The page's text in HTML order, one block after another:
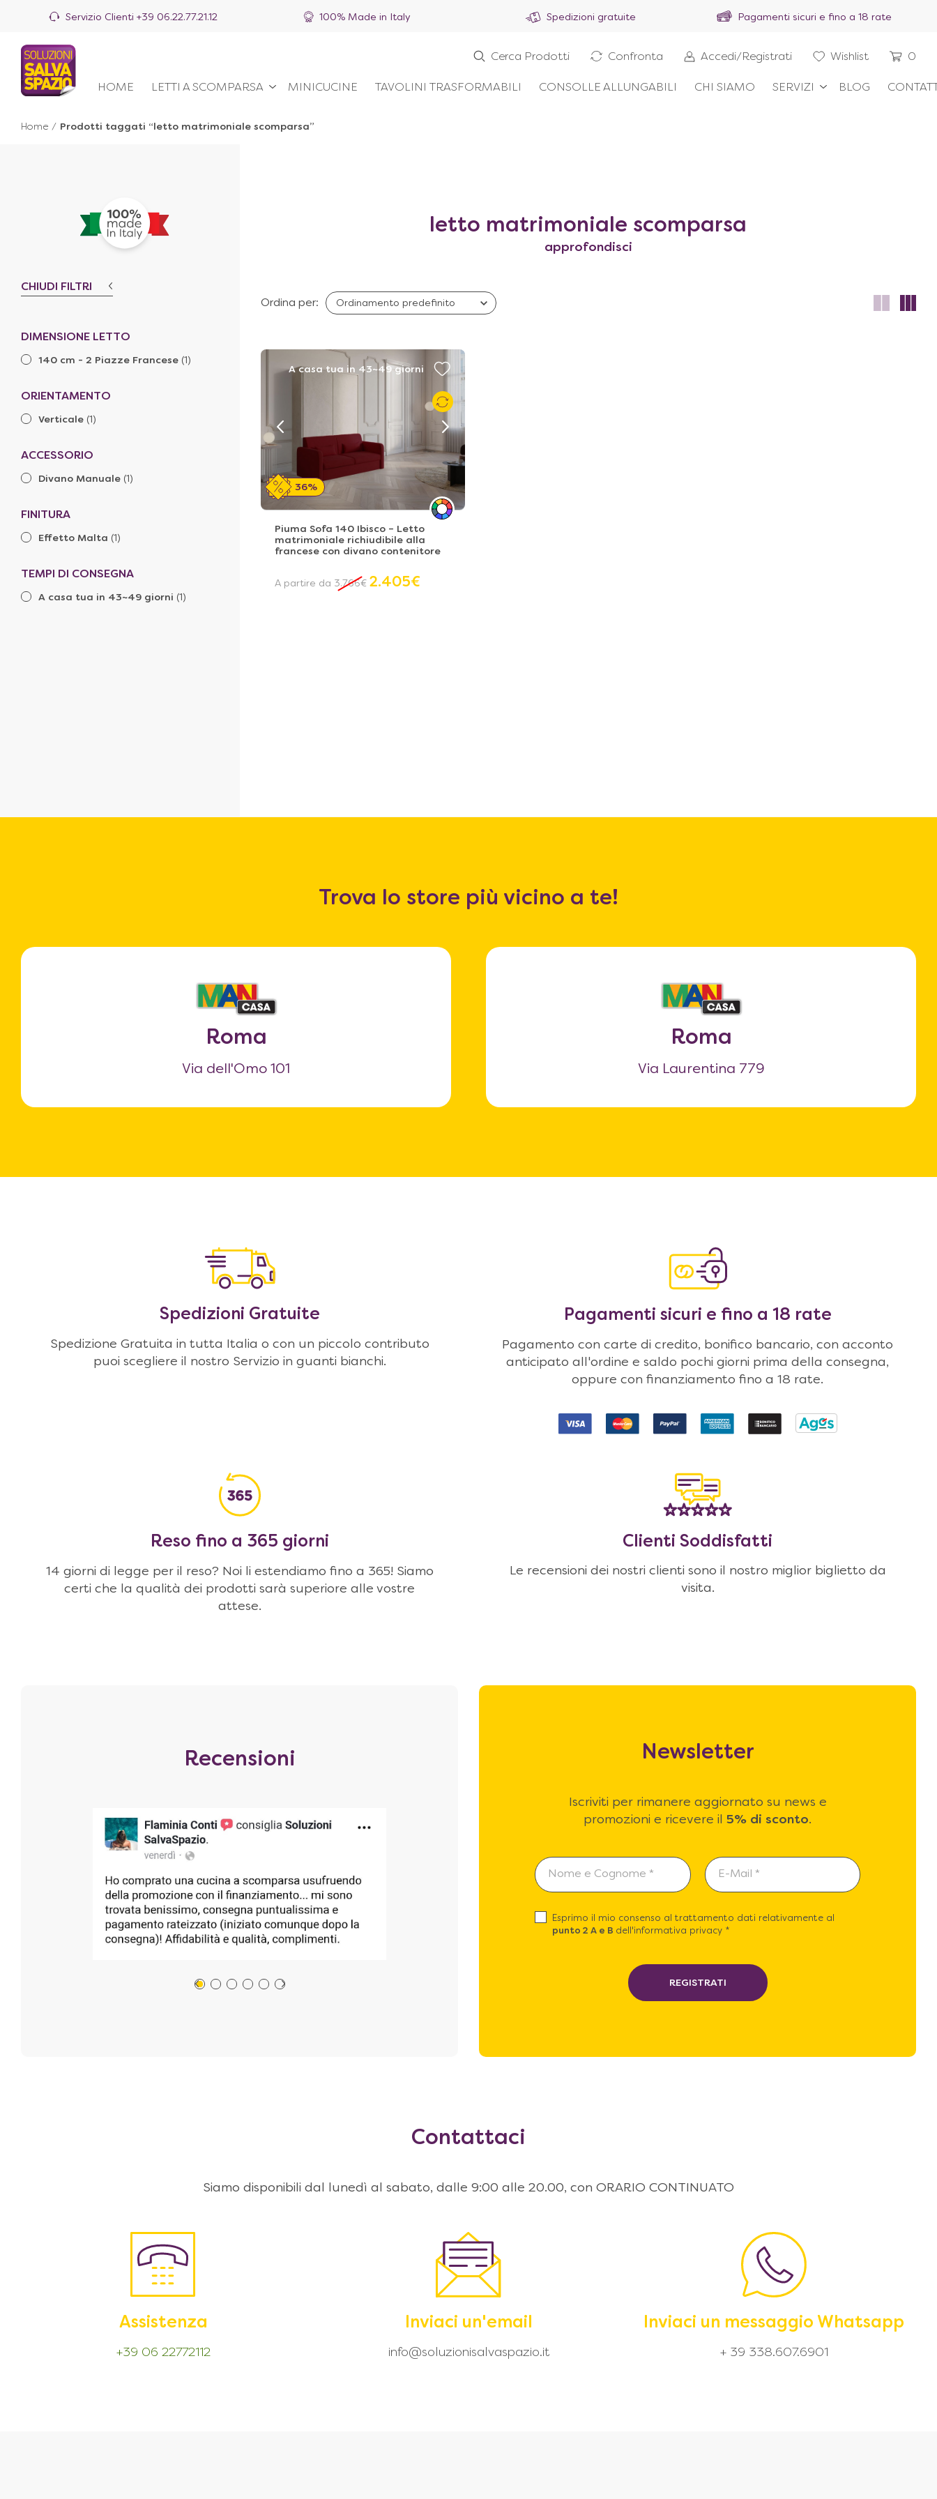
Servizio Clienti +39 06.22.77.21.12 100% Made in Italy Spedizioni gratuite Pagamenti sicuri e fino a 18 rate
HOME LETTI A SCOMPARSA MINICUCINE TAVOLINI TRASFORMABILI CONSOLLE ALLUNGABILI CHI SIAMO SERVIZI BLOG
Cerca Prodotti Confronta Accedi/Registrati Wishlist 0
Home / Prodotti taggati “letto matrimoniale scomparsa”
CHIUDI FILTRI
DIMENSIONE LETTO
140 cm - 2 Piazze Francese (1)
ORIENTAMENTO
Verticale (1)
ACCESSORIO
Divano Manuale (1)
FINITURA
Effetto Malta (1)
TEMPI DI CONSEGNA
A casa tua in 43~49 giorni (1)
letto matrimoniale scomparsa
approfondisci
Ordina per:
A casa tua in 43~49 giorni
36%
Piuma Sofa 140 Ibisco – Letto
matrimoniale richiudibile alla
francese con divano contenitore
A partire da 3.766€ 2.405€
Trova lo store più vicino a te!
Roma
Via dell'Omo 101
Roma
Via Laurentina 779
Spedizioni Gratuite
Spedizione Gratuita in tutta Italia o con un piccolo contributo
puoi scegliere il nostro Servizio in guanti bianchi.
Pagamenti sicuri e fino a 18 rate
Pagamento con carte di credito, bonifico bancario, con acconto
anticipato all'ordine e saldo pochi giorni prima della consegna,
oppure con finanziamento fino a 18 rate.
Reso fino a 365 giorni
14 giorni di legge per il reso? Noi li estendiamo fino a 365! Siamo
certi che la qualità dei prodotti sarà superiore alle vostre
attese.
Clienti Soddisfatti
Le recensioni dei nostri clienti sono il nostro miglior biglietto da
visita.
Recensioni Newsletter
Iscriviti per rimanere aggiornato su news e
promozioni e ricevere il 5% di sconto.
Esprimo il mio consenso al trattamento dati relativamente al
punto 2 A e B dell'informativa privacy *
REGISTRATI
Contattaci
Siamo disponibili dal lunedì al sabato, dalle 9:00 alle 20.00, con ORARIO CONTINUATO
Assistenza
+39 06 22772112
Inviaci un'email
info@soluzionisalvaspazio.it
Inviaci un messaggio Whatsapp
+ 39 338.607.6901